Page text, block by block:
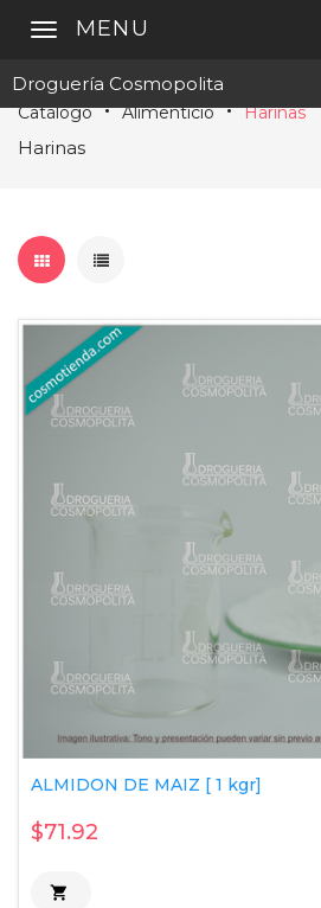
Droguería Cosmopolita
MENU
Catálogo Alimenticio Harinas
Harinas
ALMIDON DE MAIZ [ 1 kgr]
$71.92
